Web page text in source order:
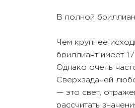
В полной
Чем крупнее
бриллиант имеет
Однако очень
Сверхзадачей
— это свет,
рассчитать